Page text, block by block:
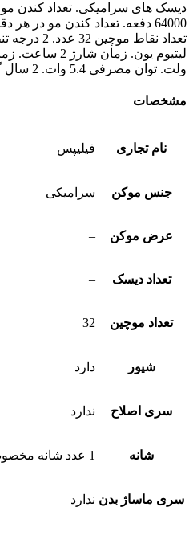
تعداد نقاط
ولت. توان مصرفی 5.4 وات. 2 سال گارانتی. ساخت کشور چین.
مشخصات
نام تجاری فیلیپس
جنس موکن سرامیکی
عرض موکن –
تعداد دیسک –
تعداد موچین 32
شیور دارد
سری اصلاح ندارد
شانه 1 عدد شانه مخصوص شیور
سری ماساژ بدن ندارد